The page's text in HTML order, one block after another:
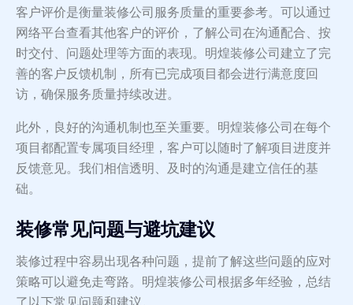
客户评价是衡量装修公司服务质量的重要参考。可以通过
网络平台查看其他客户的评价，了解公司在沟通配合、按
时交付、问题处理等方面的表现。明煌装修公司建立了完
善的客户反馈机制，所有已完成项目都会进行满意度回
访，确保服务质量持续改进。
此外，良好的沟通机制也至关重要。明煌装修公司在每个
项目都配置专属项目经理，客户可以随时了解项目进度并
反馈意见。我们相信透明、及时的沟通是建立信任的基
础。
装修常见问题与避坑建议
装修过程中容易出现各种问题，提前了解这些问题的应对
策略可以避免走弯路。明煌装修公司根据多年经验，总结